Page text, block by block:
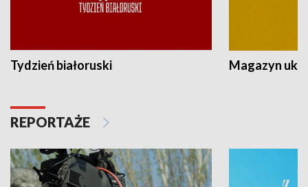
Tydzień białoruski Magazyn
REPORTAŻE